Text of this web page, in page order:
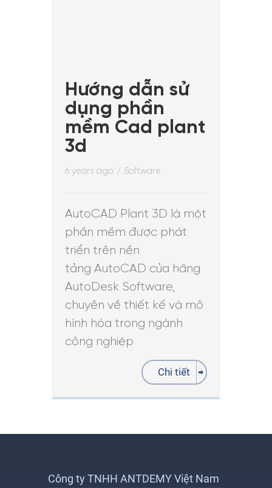
Hướng dẫn sử
dụng phần
mềm Cad plant
3d
6 years ago / Software
AutoCAD Plant 3D là một
phần mềm được phát
triển trên nền
tảng AutoCAD của hãng
AutoDesk Software,
chuyên về thiết kế và mô
hình hóa trong ngành
công nghiệp
Chi tiết
Công ty TNHH ANTDEMY Việt Nam